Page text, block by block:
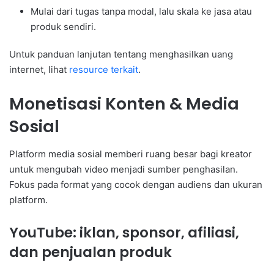
Mulai dari tugas tanpa modal, lalu skala ke jasa atau
produk sendiri.
Untuk panduan lanjutan tentang menghasilkan uang
internet, lihat resource terkait.
Monetisasi Konten & Media
Sosial
Platform media sosial memberi ruang besar bagi kreator
untuk mengubah video menjadi sumber penghasilan.
Fokus pada format yang cocok dengan audiens dan ukuran
platform.
YouTube: iklan, sponsor, afiliasi,
dan penjualan produk